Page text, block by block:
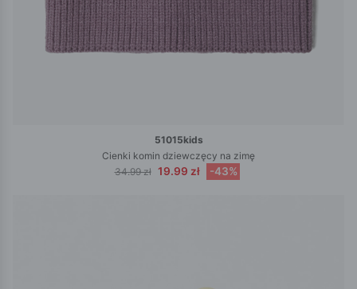
51015kids
Cienki komin dziewczęcy na zimę
34.99 zł 19.99 zł -43%